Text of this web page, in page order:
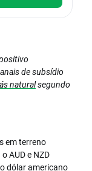
de subsídio
naturalsegundo
em terreno
o AUD e NZD
dólar americano